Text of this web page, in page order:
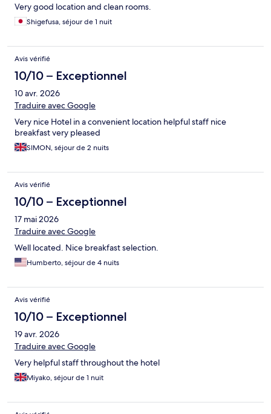
Very good location and clean rooms.
Shigefusa, séjour de 1 nuit
Avis vérifié
10/10 – Exceptionnel
10 avr. 2026
Traduire avec Google
Very nice Hotel in a convenient location helpful staff nice
breakfast very pleased
SIMON, séjour de 2 nuits
Avis vérifié
10/10 – Exceptionnel
17 mai 2026
Traduire avec Google
Well located. Nice breakfast selection.
Humberto, séjour de 4 nuits
Avis vérifié
10/10 – Exceptionnel
19 avr. 2026
Traduire avec Google
Very helpful staff throughout the hotel
Miyako, séjour de 1 nuit